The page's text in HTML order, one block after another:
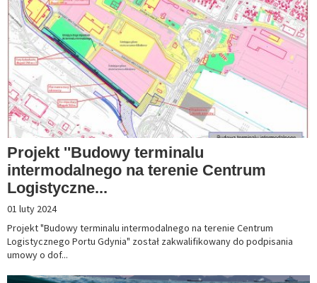
Projekt ''Budowy terminalu
intermodalnego na terenie Centrum
Logistyczne...
01 luty 2024
Projekt "Budowy terminalu intermodalnego na terenie Centrum
Logistycznego Portu Gdynia" został zakwalifikowany do podpisania
umowy o dof...